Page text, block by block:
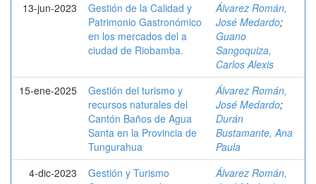
13-jun-2023
Gestión de la Calidad y
Patrimonio Gastronómico
en los mercados del a
ciudad de Riobamba.
Álvarez Román,
José Medardo;
Guano
Sangoquiza,
Carlos Alexis
15-ene-2025
Gestión del turismo y
recursos naturales del
Cantón Baños de Agua
Santa en la Provincia de
Tungurahua
Álvarez Román,
José Medardo;
Durán
Bustamante, Ana
Paula
4-dic-2023
Gestión y Turismo
Álvarez Román,